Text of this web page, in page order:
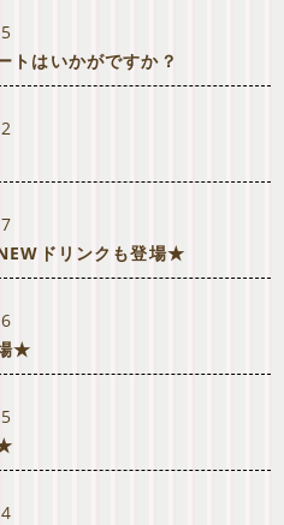
トはいかがですか？
ドリンクも登場★
★